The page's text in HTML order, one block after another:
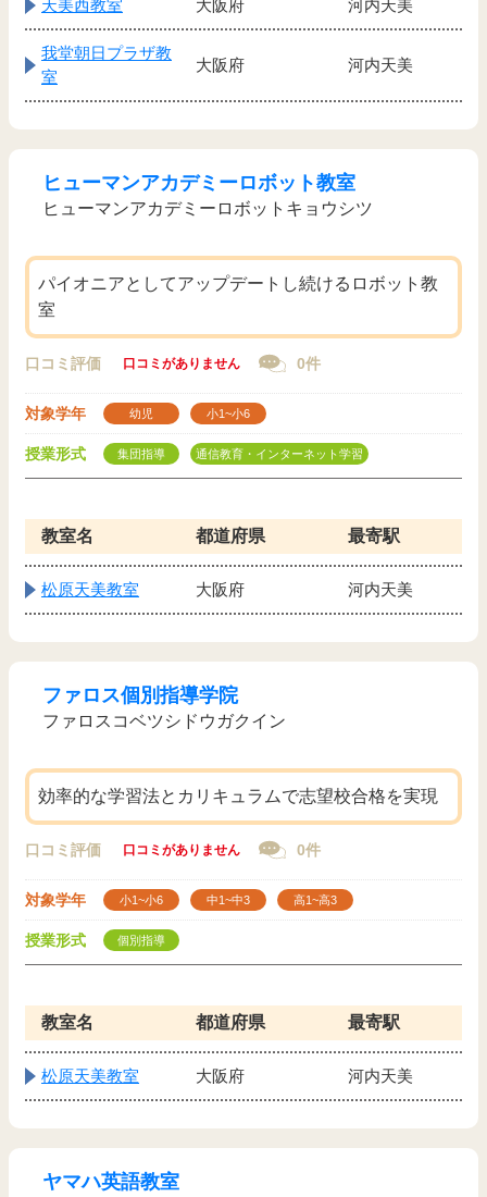
天美西教室 大阪府 河内天美
我堂朝日プラザ教
室
大阪府 河内天美
ヒューマンアカデミーロボット教室
ヒューマンアカデミーロボットキョウシツ
パイオニアとしてアップデートし続けるロボット教
室
口コミ評価 口コミがありません 0件
対象学年 幼児 小1~小6
授業形式 集団指導 通信教育・インターネット学習
教室名 都道府県 最寄駅
松原天美教室 大阪府 河内天美
ファロス個別指導学院
ファロスコベツシドウガクイン
効率的な学習法とカリキュラムで志望校合格を実現
口コミ評価 口コミがありません 0件
対象学年 小1~小6 中1~中3 高1~高3
授業形式 個別指導
教室名 都道府県 最寄駅
松原天美教室 大阪府 河内天美
ヤマハ英語教室